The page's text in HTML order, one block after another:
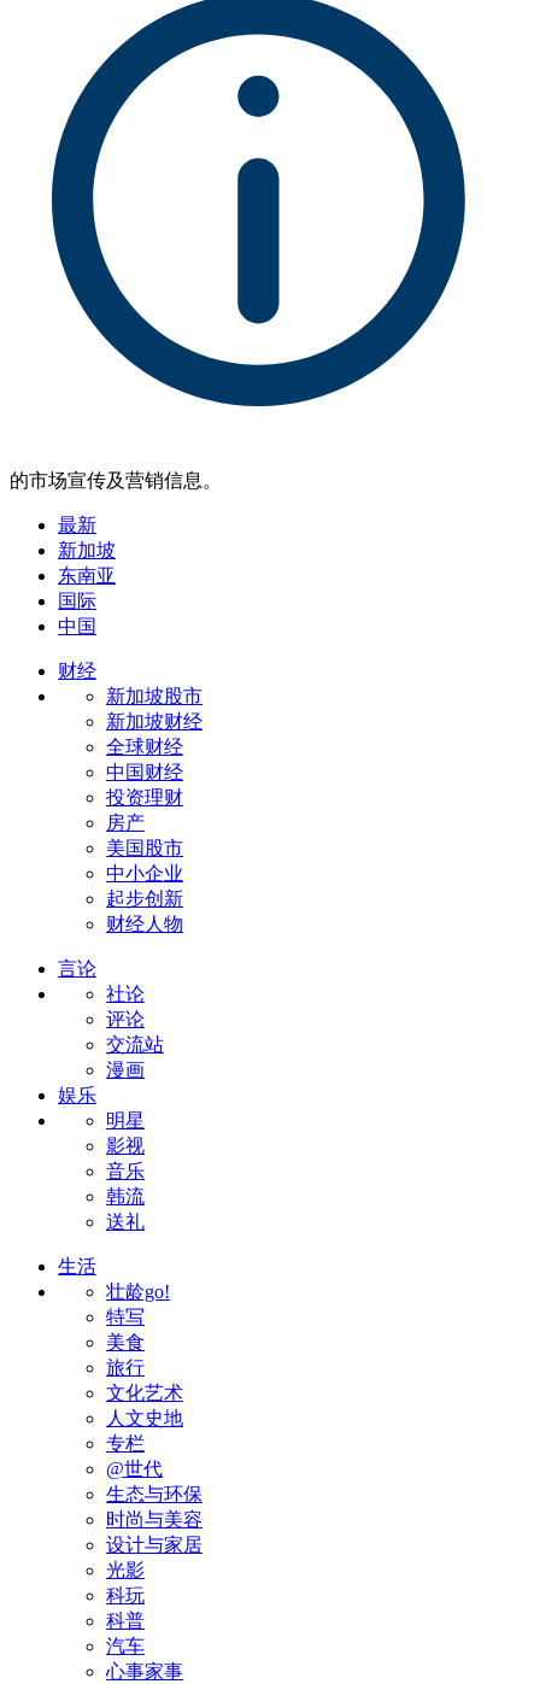
的市场宣传及营销信息。
最新
新加坡
东南亚
国际
中国
财经
新加坡股市
新加坡财经
全球财经
中国财经
投资理财
房产
美国股市
中小企业
起步创新
财经人物
言论
社论
评论
交流站
漫画
娱乐
明星
影视
音乐
韩流
送礼
生活
壮龄go!
特写
美食
旅行
文化艺术
人文史地
专栏
@世代
生态与环保
时尚与美容
设计与家居
光影
科玩
科普
汽车
心事家事